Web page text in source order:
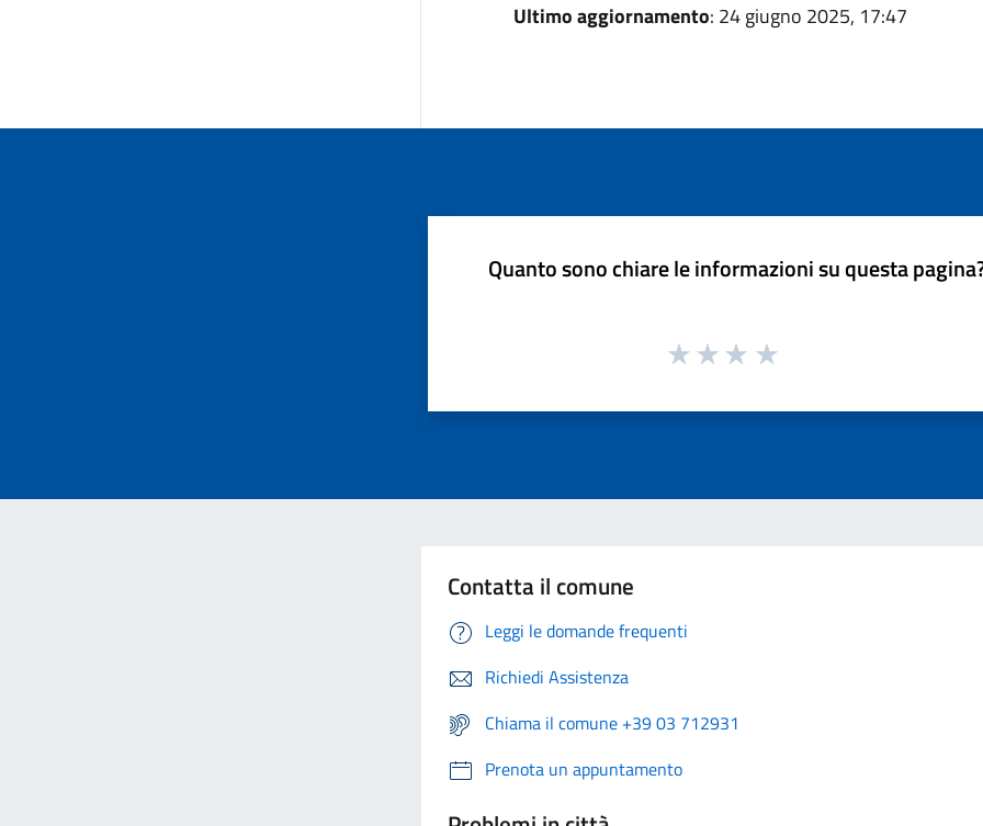
Ultimo aggiornamento: 24 giugno 2025, 17:47
Quanto sono chiare le informazioni su questa
Contatta il comune
Leggi le domande frequenti
Richiedi Assistenza
Chiama il comune +39 03 712931
Prenota un appuntamento